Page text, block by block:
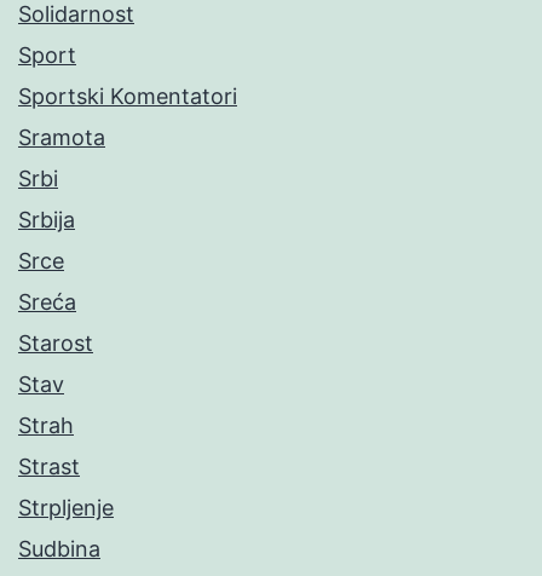
Solidarnost
Sport
Sportski Komentatori
Sramota
Srbi
Srbija
Srce
Sreća
Starost
Stav
Strah
Strast
Strpljenje
Sudbina